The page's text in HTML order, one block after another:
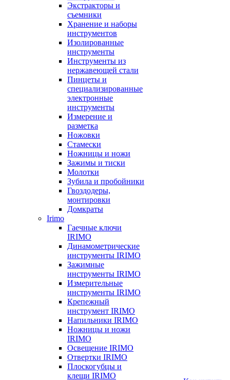
Экстракторы и
съемники
Хранение и наборы
инструментов
Изолированные
инструменты
Инструменты из
нержавеющей стали
Пинцеты и
специализированные
электронные
инструменты
Измерение и
разметка
Ножовки
Стамески
Ножницы и ножи
Зажимы и тиски
Молотки
Зубила и пробойники
Гвоздодеры,
монтировки
Домкраты
Irimo
Гаечные ключи
IRIMO
Динамометрические
инструменты IRIMO
Зажимные
инструменты IRIMO
Измерительные
инструменты IRIMO
Крепежный
инструмент IRIMO
Напильники IRIMO
Ножницы и ножи
IRIMO
Освещение IRIMO
Отвертки IRIMO
Плоскогубцы и
клещи IRIMO